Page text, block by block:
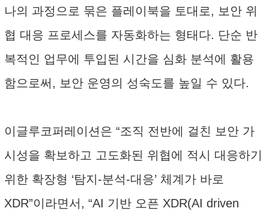
나의 과정으로 묶은 플레이북을 토대로, 보안 위
협 대응 프로세스를 자동화하는 형태다. 단순 반
복적인 업무에 투입된 시간을 심화 분석에 활용
함으로써, 보안 운영의 성숙도를 높일 수 있다.
이글루코퍼레이션은 “조직 전반에 걸친 보안 가
시성을 확보하고 고도화된 위협에 적시 대응하기
위한 확장형 ‘탐지-분석-대응’ 체계가 바로
XDR”이라면서, “AI 기반 오픈 XDR(AI driven